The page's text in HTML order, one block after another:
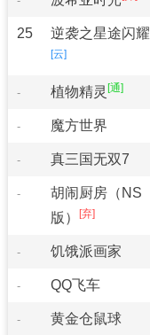
25 逆袭之星途闪耀
- 植物精灵
- 魔方世界
- 真三国无双7
-
胡闹厨房（NS
版）
- 饥饿派画家
- QQ飞车
- 黄金仓鼠球